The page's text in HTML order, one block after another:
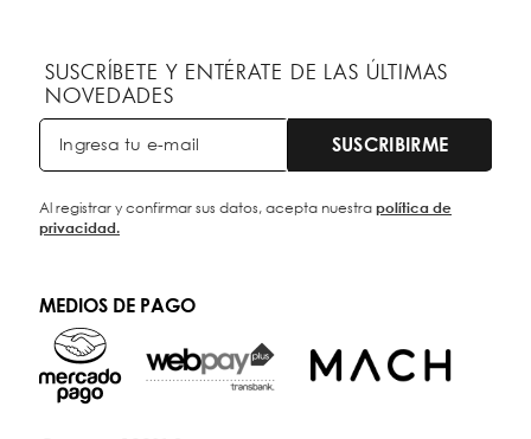
SUSCRÍBETE Y ENTÉRATE DE LAS ÚLTIMAS
NOVEDADES
SUSCRIBIRME
Al registrar y confirmar sus datos, acepta nuestrapolítica de
privacidad.
MEDIOS DE PAGO